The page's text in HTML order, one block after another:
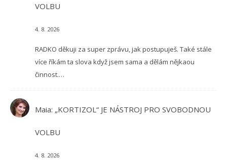
VOLBU
4. 8. 2026
RADKO děkuji za super zprávu, jak postupuješ. Také stále
více říkám ta slova když jsem sama a dělám nějkaou
činnost.…
Maia: „KORTIZOL“ JE NÁSTROJ PRO SVOBODNOU
VOLBU
4. 8. 2026